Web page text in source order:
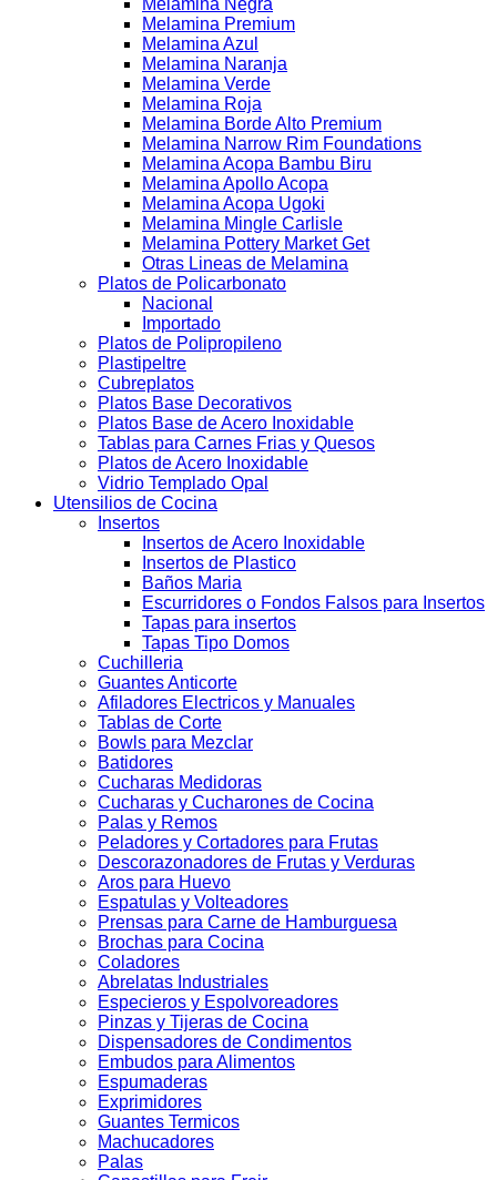
Melamina Negra
Melamina Premium
Melamina Azul
Melamina Naranja
Melamina Verde
Melamina Roja
Melamina Borde Alto Premium
Melamina Narrow Rim Foundations
Melamina Acopa Bambu Biru
Melamina Apollo Acopa
Melamina Acopa Ugoki
Melamina Mingle Carlisle
Melamina Pottery Market Get
Otras Lineas de Melamina
Platos de Policarbonato
Nacional
Importado
Platos de Polipropileno
Plastipeltre
Cubreplatos
Platos Base Decorativos
Platos Base de Acero Inoxidable
Tablas para Carnes Frias y Quesos
Platos de Acero Inoxidable
Vidrio Templado Opal
Utensilios de Cocina
Insertos
Insertos de Acero Inoxidable
Insertos de Plastico
Baños Maria
Escurridores o Fondos Falsos para Insertos
Tapas para insertos
Tapas Tipo Domos
Cuchilleria
Guantes Anticorte
Afiladores Electricos y Manuales
Tablas de Corte
Bowls para Mezclar
Batidores
Cucharas Medidoras
Cucharas y Cucharones de Cocina
Palas y Remos
Peladores y Cortadores para Frutas
Descorazonadores de Frutas y Verduras
Aros para Huevo
Espatulas y Volteadores
Prensas para Carne de Hamburguesa
Brochas para Cocina
Coladores
Abrelatas Industriales
Especieros y Espolvoreadores
Pinzas y Tijeras de Cocina
Dispensadores de Condimentos
Embudos para Alimentos
Espumaderas
Exprimidores
Guantes Termicos
Machucadores
Palas